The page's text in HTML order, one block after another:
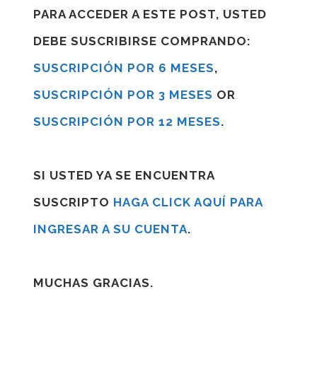
PARA ACCEDER A ESTE POST, USTED
DEBE SUSCRIBIRSE COMPRANDO:
SUSCRIPCIÓN POR 6 MESES,
SUSCRIPCIÓN POR 3 MESES OR
SUSCRIPCIÓN POR 12 MESES.
SI USTED YA SE ENCUENTRA
SUSCRIPTO HAGA CLICK AQUÍ PARA
INGRESAR A SU CUENTA.
MUCHAS GRACIAS.